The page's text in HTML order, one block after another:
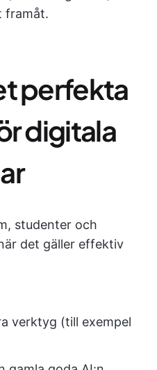
framåt.
perfekta
digitala
studenter och
det gäller effektiv
verktyg (till exempel